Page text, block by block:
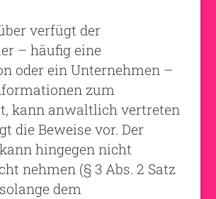
verfügt der
– häufig eine
oder ein Unternehmen –
zum
kann anwaltlich vertreten
die Beweise vor. Der
hingegen nicht
nehmen (§ 3 Abs. 2 Satz
dem